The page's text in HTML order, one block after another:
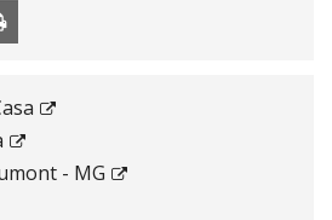
- MG